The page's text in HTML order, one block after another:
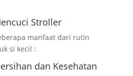
Stroller
manfaat dari rutin
si kecil :
dan Kesehatan